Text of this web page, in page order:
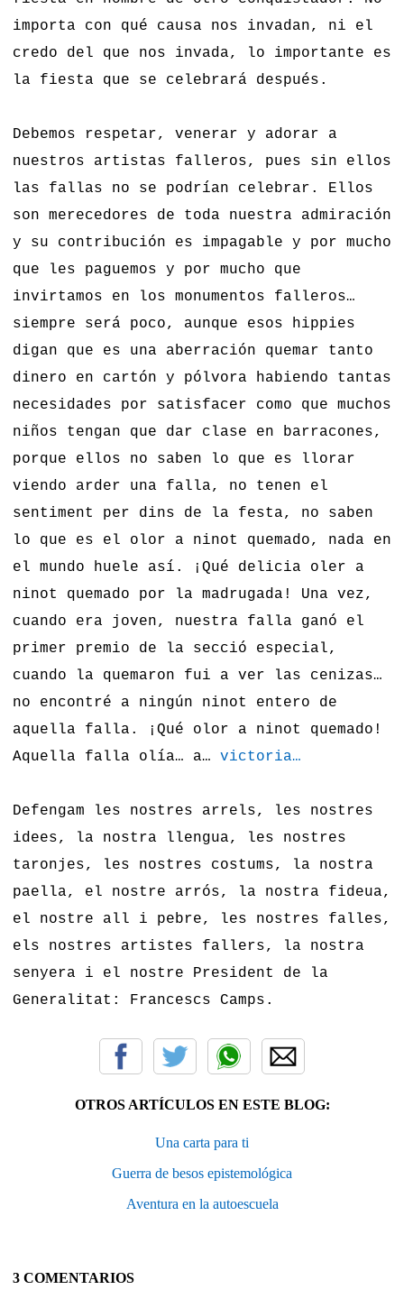
importa con qué causa nos invadan, ni el
credo del que nos invada, lo importante es
la fiesta que se celebrará después.
Debemos respetar, venerar y adorar a
nuestros artistas falleros, pues sin ellos
las fallas no se podrían celebrar. Ellos
son merecedores de toda nuestra admiración
y su contribución es impagable y por mucho
que les paguemos y por mucho que
invirtamos en los monumentos falleros…
siempre será poco, aunque esos hippies
digan que es una aberración quemar tanto
dinero en cartón y pólvora habiendo tantas
necesidades por satisfacer como que muchos
niños tengan que dar clase en barracones,
porque ellos no saben lo que es llorar
viendo arder una falla, no tenen el
sentiment per dins de la festa, no saben
lo que es el olor a ninot quemado, nada en
el mundo huele así. ¡Qué delicia oler a
ninot quemado por la madrugada! Una vez,
cuando era joven, nuestra falla ganó el
primer premio de la secció especial,
cuando la quemaron fui a ver las cenizas…
no encontré a ningún ninot entero de
aquella falla. ¡Qué olor a ninot quemado!
Aquella falla olía… a… victoria…
Defengam les nostres arrels, les nostres
idees, la nostra llengua, les nostres
taronjes, les nostres costums, la nostra
paella, el nostre arrós, la nostra fideua,
el nostre all i pebre, les nostres falles,
els nostres artistes fallers, la nostra
senyera i el nostre President de la
Generalitat: Francescs Camps.
OTROS ARTÍCULOS EN ESTE BLOG:
Una carta para ti
Guerra de besos epistemológica
Aventura en la autoescuela
3 COMENTARIOS